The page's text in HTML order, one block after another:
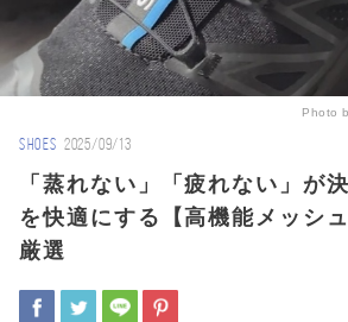
Photo
SHOES 2025/09/13
「蒸れない」「疲れない」が
を快適にする【高機能メッシ
厳選